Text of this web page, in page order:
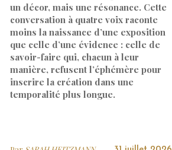
un décor, mais une résonance. Cette
conversation à quatre voix raconte
moins la naissance d’une exposition
que celle d’une évidence : celle de
savoir-faire qui, chacun à leur
manière, refusent l’éphémère pour
inscrire la création dans une
temporalité plus longue.